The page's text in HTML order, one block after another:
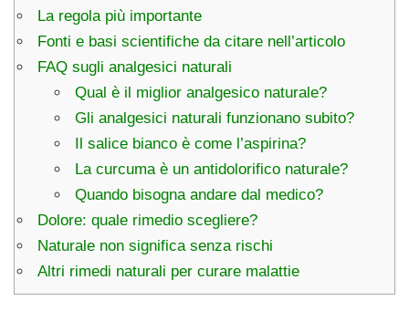
La regola più importante
Fonti e basi scientifiche da citare nell’articolo
FAQ sugli analgesici naturali
Qual è il miglior analgesico naturale?
Gli analgesici naturali funzionano subito?
Il salice bianco è come l’aspirina?
La curcuma è un antidolorifico naturale?
Quando bisogna andare dal medico?
Dolore: quale rimedio scegliere?
Naturale non significa senza rischi
Altri rimedi naturali per curare malattie